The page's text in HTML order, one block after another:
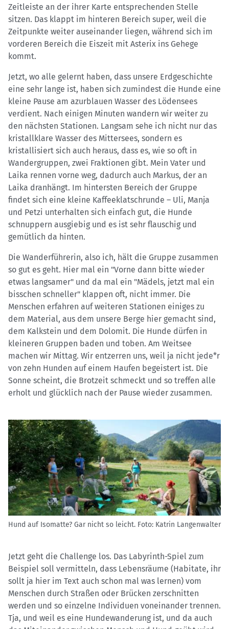
Zeitleiste an der ihrer Karte entsprechenden Stelle
sitzen. Das klappt im hinteren Bereich super, weil die
Zeitpunkte weiter auseinander liegen, während sich im
vorderen Bereich die Eiszeit mit Asterix ins Gehege
kommt.
Jetzt, wo alle gelernt haben, dass unsere Erdgeschichte
eine sehr lange ist, haben sich zumindest die Hunde eine
kleine Pause am azurblauen Wasser des Lödensees
verdient. Nach einigen Minuten wandern wir weiter zu
den nächsten Stationen. Langsam sehe ich nicht nur das
kristallklare Wasser des Mittersees, sondern es
kristallisiert sich auch heraus, dass es, wie so oft in
Wandergruppen, zwei Fraktionen gibt. Mein Vater und
Laika rennen vorne weg, dadurch auch Markus, der an
Laika dranhängt. Im hintersten Bereich der Gruppe
findet sich eine kleine Kaffeeklatschrunde – Uli, Manja
und Petzi unterhalten sich einfach gut, die Hunde
schnuppern ausgiebig und es ist sehr flauschig und
gemütlich da hinten.
Die Wanderführerin, also ich, hält die Gruppe zusammen
so gut es geht. Hier mal ein "Vorne dann bitte wieder
etwas langsamer" und da mal ein "Mädels, jetzt mal ein
bisschen schneller" klappen oft, nicht immer. Die
Menschen erfahren auf weiteren Stationen einiges zu
dem Material, aus dem unsere Berge hier gemacht sind,
dem Kalkstein und dem Dolomit. Die Hunde dürfen in
kleineren Gruppen baden und toben. Am Weitsee
machen wir Mittag. Wir entzerren uns, weil ja nicht jede*r
von zehn Hunden auf einem Haufen begeistert ist. Die
Sonne scheint, die Brotzeit schmeckt und so treffen alle
erholt und glücklich nach der Pause wieder zusammen.
Hund auf Isomatte? Gar nicht so leicht. Foto: Katrin Langenwalter
Jetzt geht die Challenge los. Das Labyrinth-Spiel zum
Beispiel soll vermitteln, dass Lebensräume (Habitate, ihr
sollt ja hier im Text auch schon mal was lernen) vom
Menschen durch Straßen oder Brücken zerschnitten
werden und so einzelne Individuen voneinander trennen.
Tja, und weil es eine Hundewanderung ist, und da auch